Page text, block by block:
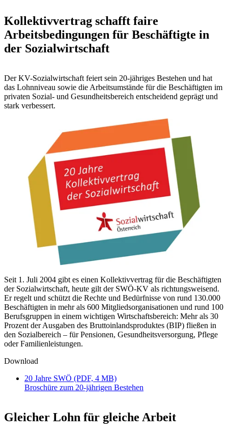
Kollektivvertrag schafft faire
Arbeitsbedingungen für Beschäftigte in
der Sozialwirtschaft
Der KV-Sozialwirtschaft feiert sein 20-jähriges Bestehen und hat
das Lohnniveau sowie die Arbeitsumstände für die Beschäftigten im
privaten Sozial- und Gesundheitsbereich entscheidend geprägt und
stark verbessert.
Seit 1. Juli 2004 gibt es einen Kollektivvertrag für die Beschäftigten
der Sozialwirtschaft, heute gilt der SWÖ-KV als richtungsweisend.
Er regelt und schützt die Rechte und Bedürfnisse von rund 130.000
Beschäftigten in mehr als 600 Mitgliedsorganisationen und rund 100
Berufsgruppen in einem wichtigen Wirtschaftsbereich: Mehr als 30
Prozent der Ausgaben des Bruttoinlandsproduktes (BIP) fließen in
den Sozialbereich – für Pensionen, Gesundheitsversorgung, Pflege
oder Familienleistungen.
Download
20 Jahre SWÖ (PDF, 4 MB)
Broschüre zum 20-jährigen Bestehen
Gleicher Lohn für gleiche Arbeit